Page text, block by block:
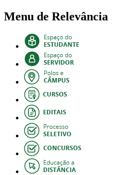
Menu de Relevância